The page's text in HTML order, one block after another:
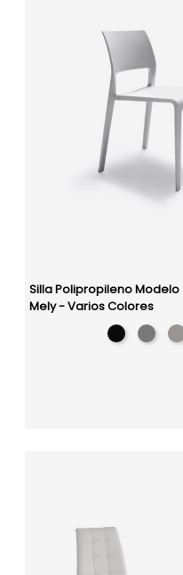
Silla Polipropileno Modelo
Mely - Varios Colores